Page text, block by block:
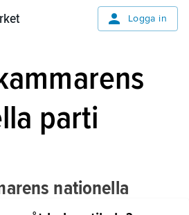
Logga in
parti
nationella